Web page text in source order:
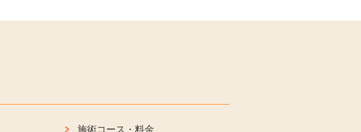
施術コース・料金